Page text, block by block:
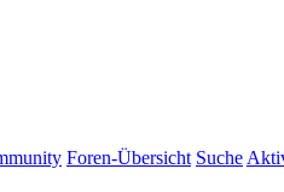
Foren-Übersicht Suche